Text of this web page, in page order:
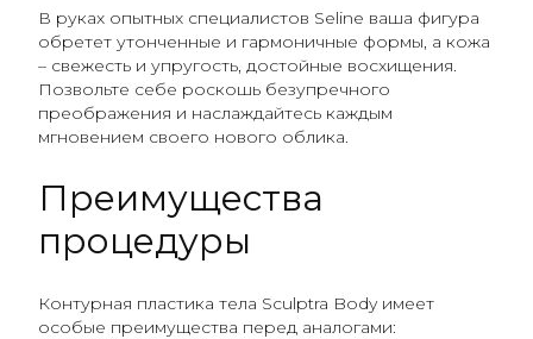
В руках опытных специалистов Seline ваша фигура
обретет утонченные и гармоничные формы, а кожа
– свежесть и упругость, достойные восхищения.
Позвольте себе роскошь безупречного
преображения и наслаждайтесь каждым
мгновением своего нового облика.
Преимущества
процедуры
Контурная пластика тела Sculptra Body имеет
особые преимущества перед аналогами: